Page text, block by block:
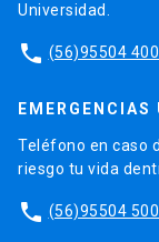
Universidad.
phone (56)95504
EMERGENCIAS
Teléfono en caso
riesgo tu vida
phone (56)95504